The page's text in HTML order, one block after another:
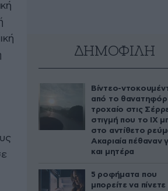
ΔΗΜΟΦΙΛΗ
Βίντεο-
από το
τροχαίο στις
στιγμή που το ΙΧ
στο αντίθετο
Ακαριαία πέθαναν
και μητέρα
5 ροφήματα που
μπορείτε να πίνετε